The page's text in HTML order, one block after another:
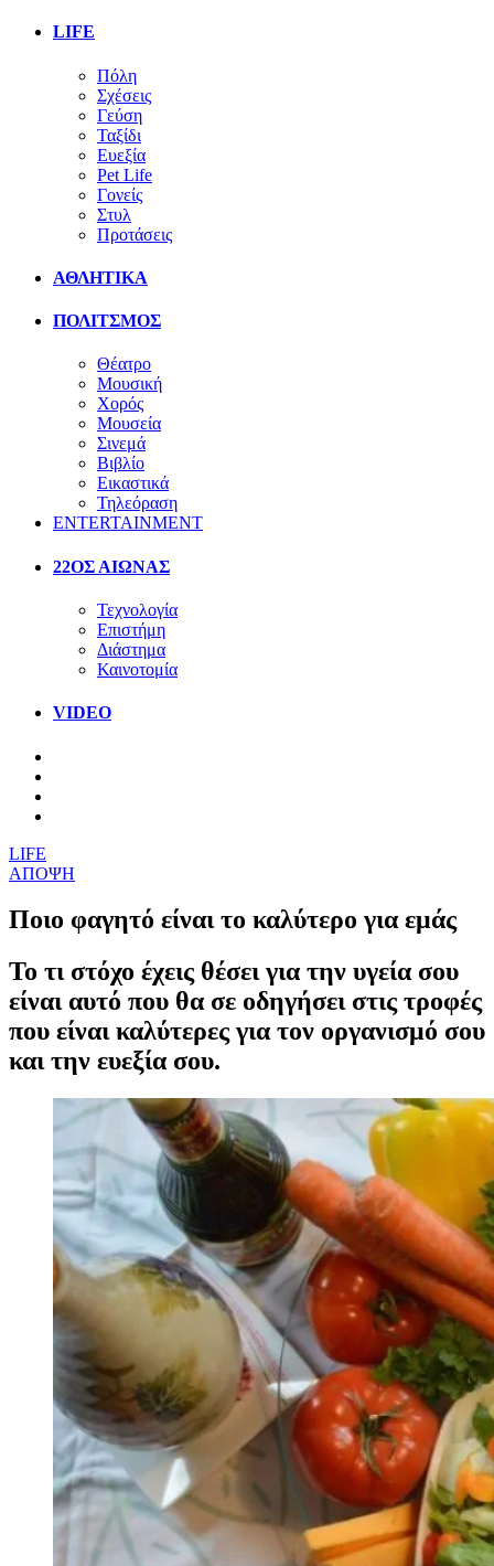
LIFE
Πόλη
Σχέσεις
Γεύση
Ταξίδι
Ευεξία
Pet Life
Γονείς
Στυλ
Προτάσεις
ΑΘΛΗΤΙΚΑ
ΠΟΛΙΤΣΜΟΣ
Θέατρο
Μουσική
Χορός
Μουσεία
Σινεμά
Βιβλίο
Εικαστικά
Τηλεόραση
ENTERTAINMENT
22ΟΣ ΑΙΩΝΑΣ
Τεχνολογία
Επιστήμη
Διάστημα
Καινοτομία
VIDEO
LIFE
ΑΠΟΨΗ
Ποιο φαγητό είναι το καλύτερο για εμάς
Το τι στόχο έχεις θέσει για την υγεία σου
είναι αυτό που θα σε οδηγήσει στις τροφές
που είναι καλύτερες για τον οργανισμό σου
και την ευεξία σου.